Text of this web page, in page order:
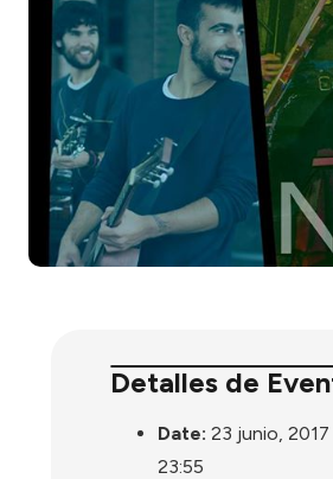
Detalles de
Date: 23 junio,
23:55